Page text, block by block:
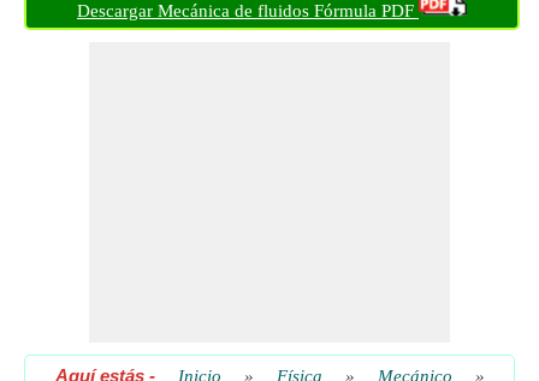
Propiedades de superficies y sólidos
Descargar Mecánica de fluidos Fórmula PDF
Aquí estás- Inicio » Física » Mecánico
»